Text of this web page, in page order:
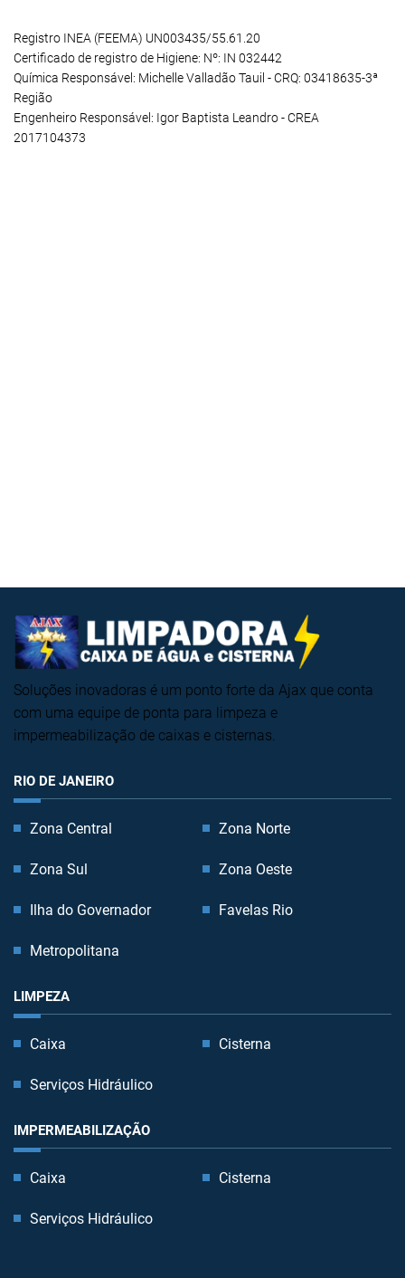
Registro INEA (FEEMA) UN003435/55.61.20
Certificado de registro de Higiene: Nº: IN 032442
Química Responsável: Michelle Valladão Tauil - CRQ: 03418635-3ª
Região
Engenheiro Responsável: Igor Baptista Leandro - CREA
2017104373
Soluções inovadoras é um ponto forte da Ajax que conta
com uma equipe de ponta para limpeza e
impermeabilização de caixas e cisternas.
RIO DE JANEIRO
Zona Central Zona Norte
Zona Sul Zona Oeste
Ilha do Governador Favelas Rio
Metropolitana
LIMPEZA
Caixa Cisterna
Serviços Hidráulico
IMPERMEABILIZAÇÃO
Caixa Cisterna
Serviços Hidráulico